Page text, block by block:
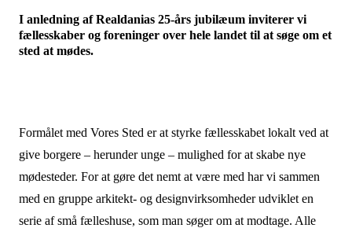
I anledning af Realdanias 25-års jubilæum inviterer vi
fællesskaber og foreninger over hele landet til at søge om et
sted at mødes.
Formålet med Vores Sted er at styrke fællesskabet lokalt ved at
give borgere – herunder unge – mulighed for at skabe nye
mødesteder. For at gøre det nemt at være med har vi sammen
med en gruppe arkitekt- og designvirksomheder udviklet en
serie af små fælleshuse, som man søger om at modtage. Alle